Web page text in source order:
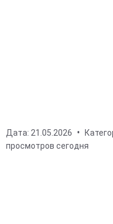
Дата: 21.05.2026
просмотров сегодня